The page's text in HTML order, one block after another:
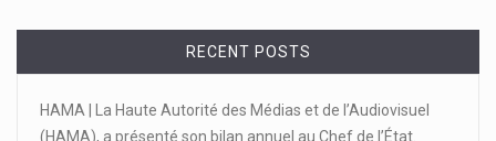
RECENT POSTS
HAMA | La Haute Autorité des Médias et de l’Audiovisuel
(HAMA), a présenté son bilan annuel au Chef de l’État.